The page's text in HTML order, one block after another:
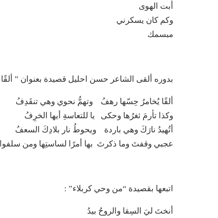
أبت الهوى
وكم كان يسكرني
مبسمك
بدوره ألقى الشاعر حسن احليل قصيدة بعنوان ”
ألقًا يُخامرُ حِسّها رهفُ وتهمُّ نحوي وهي تنقَدِفُ
وكذا تأرمَ ثغرُها وحكى يا للتعاسةِ أيها الخرِفُ
أتُهيدُ نارَكَ وهي باردة ويحوطُ نار بلادِكَ السعفُ
عجبي وقفتَ وما ذكرتَ بها أمرًا لساستِها ومن سلفوا
اتبعها بقصيدة “من وحي كربلاء” :
أنختَ ليَ السِقا والروحُ بيدُ